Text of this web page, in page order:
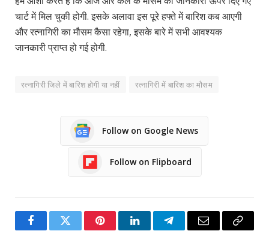
चार्ट में मिल चुकी होगी. इसके अलावा इस पूरे हफ्ते में बारिश कब आएगी
और रत्नागिरी का मौसम कैसा रहेगा, इसके बारे में सभी आवश्यक
जानकारी प्राप्त हो गई होगी.
रत्नागिरी जिले में बारिश होगी या नहीं रत्नागिरी में बारिश का मौसम
Follow on Google News
Follow on Flipboard